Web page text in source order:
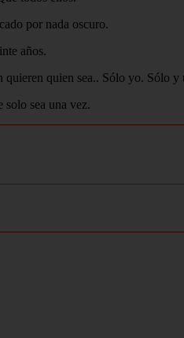
por nada oscuro.
años.
quien sea.. Sólo yo. Sólo y
solo sea una vez.